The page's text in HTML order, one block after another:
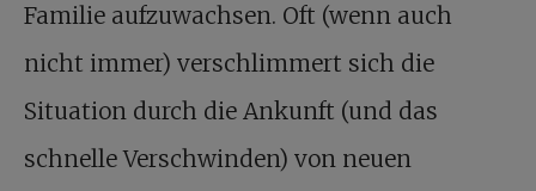
Familie aufzuwachsen. Oft (wenn auch
nicht immer) verschlimmert sich die
Situation durch die Ankunft (und das
schnelle Verschwinden) von neuen